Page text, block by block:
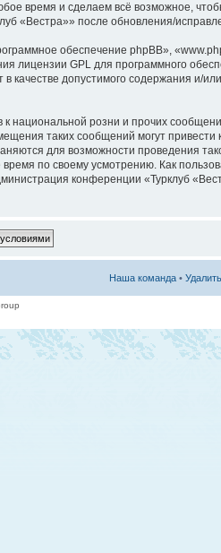
время и сделаем всё возможное,
«Вестра»» после обновления/
обеспечение phpBB»,
лицензии GPL для программного
допустимого содержания и/
национальной розни и прочих
таких сообщений могут
для возможности проведения
по своему усмотрению. Как
конференции «Турклуб
Наша команда •